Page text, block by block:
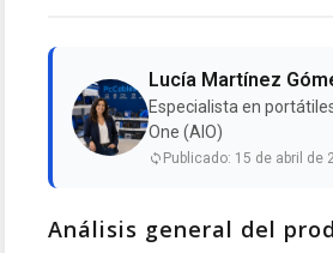
Lucía Martínez
Especialista en
One (AIO)
Publicado: 15 de abril de
Análisis general del